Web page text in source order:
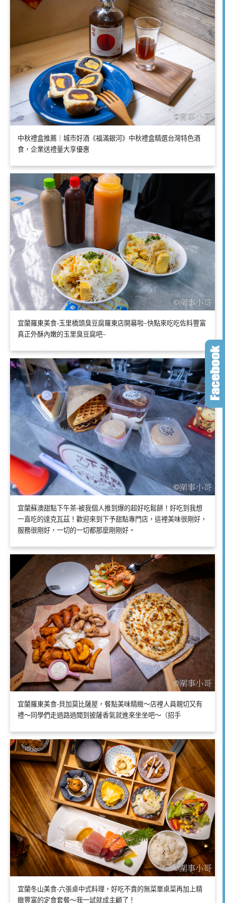
中秋禮盒推薦｜城市好酒《福滿銀河》中秋禮盒精選台灣特色酒
食，企業送禮量大享優惠
宜蘭羅東美食-玉里橋頭臭豆腐羅東店開幕啦~快點來吃吃佐料豐富
真正外酥內嫩的玉里臭豆腐吧~
宜蘭蘇澳甜點下午茶-被我個人推到爆的超好吃鬆餅！好吃到我想
一直吃的達克瓦茲！歡迎來到下予甜點專門店，這裡美味很剛好，
服務很剛好，一切的一切都那麼剛剛好。
宜蘭羅東美食-貝加莫比薩屋，餐點美味精緻～店裡人員親切又有
禮～同學們走過路過聞到披薩香氣就進來坐坐吧～（招手
宜蘭冬山美食-六張桌中式料理，好吃不貴的無菜單桌菜再加上精
緻豐富的定食套餐～我一試就成主顧了！